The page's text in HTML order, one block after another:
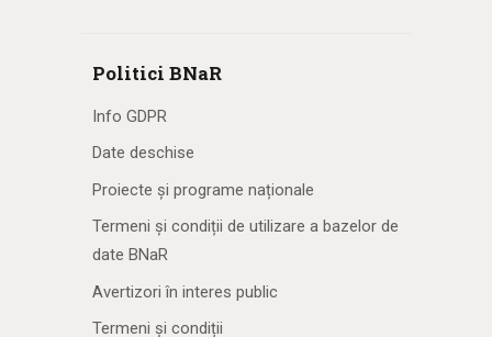
Politici BNaR
Info GDPR
Date deschise
Proiecte și programe naționale
Termeni și condiții de utilizare a bazelor de
date BNaR
Avertizori în interes public
Termeni și condiții